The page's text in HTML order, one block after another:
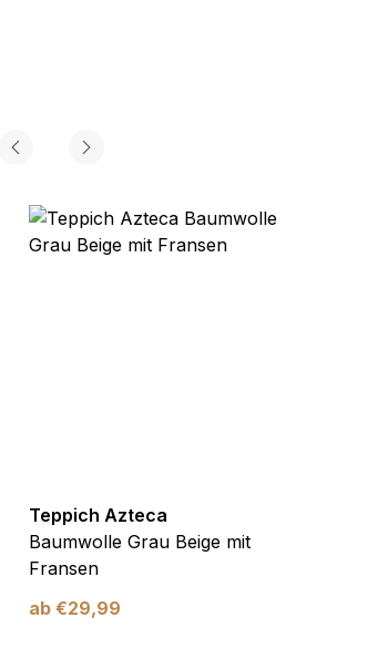
Teppich Azteca
Baumwolle Grau Beige mit
Fransen
ab €29,99